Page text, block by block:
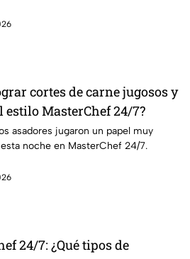
cortes de carne jugosos y
estilo MasterChef 24/7?
asadores jugaron un papel muy
noche en MasterChef 24/7.
24/7: ¿Qué tipos de